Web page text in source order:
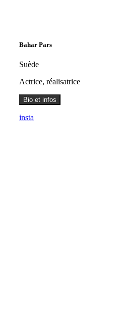
Bahar Pars
Suède
Actrice, réalisatrice
Bio et infos
insta